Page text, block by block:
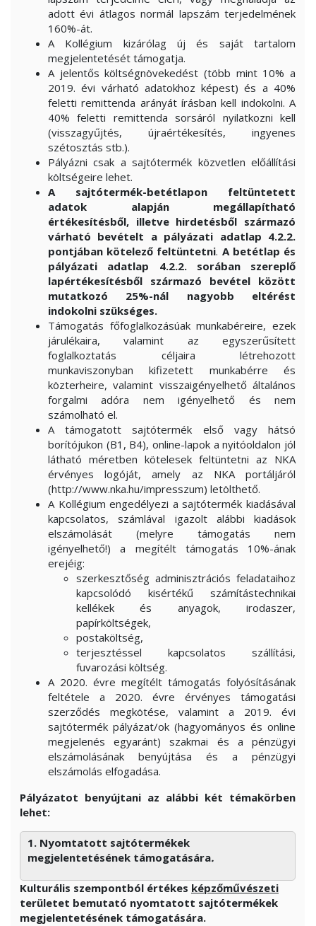
adott évi átlagos normál lapszám terjedelmének
160%-át.
A Kollégium kizárólag új és saját tartalom
megjelentetését támogatja.
A jelentős költségnövekedést (több mint 10% a
2019. évi várható adatokhoz képest) és a 40%
feletti remittenda arányát írásban kell indokolni. A
40% feletti remittenda sorsáról nyilatkozni kell
(visszagyűjtés, újraértékesítés, ingyenes
szétosztás stb.).
Pályázni csak a sajtótermék közvetlen előállítási
költségeire lehet.
A sajtótermék-betétlapon feltüntetett
adatok alapján megállapítható
értékesítésből, illetve hirdetésből származó
várható bevételt a pályázati adatlap 4.2.2.
pontjában kötelező feltüntetni. A betétlap és
pályázati adatlap 4.2.2. sorában szereplő
lapértékesítésből származó bevétel között
mutatkozó 25%-nál nagyobb eltérést
indokolni szükséges.
Támogatás főfoglalkozásúak munkabéreire, ezek
járulékaira, valamint az egyszerűsített
foglalkoztatás céljaira létrehozott
munkaviszonyban kifizetett munkabérre és
közterheire, valamint visszaigényelhető általános
forgalmi adóra nem igényelhető és nem
számolható el.
A támogatott sajtótermék első vagy hátsó
borítójukon (B1, B4), online-lapok a nyitóoldalon jól
látható méretben kötelesek feltüntetni az NKA
érvényes logóját, amely az NKA portáljáról
(http://www.nka.hu/impresszum) letölthető.
A Kollégium engedélyezi a sajtótermék kiadásával
kapcsolatos, számlával igazolt alábbi kiadások
elszámolását (melyre támogatás nem
igényelhető!) a megítélt támogatás 10%-ának
erejéig:
szerkesztőség adminisztrációs feladataihoz
kapcsolódó kisértékű számítástechnikai
kellékek és anyagok, irodaszer,
papírköltségek,
postaköltség,
terjesztéssel kapcsolatos szállítási,
fuvarozási költség.
A 2020. évre megítélt támogatás folyósításának
feltétele a 2020. évre érvényes támogatási
szerződés megkötése, valamint a 2019. évi
sajtótermék pályázat/ok (hagyományos és online
megjelenés egyaránt) szakmai és a pénzügyi
elszámolásának benyújtása és a pénzügyi
elszámolás elfogadása.
Pályázatot benyújtani az alábbi két témakörben
lehet:
1. Nyomtatott sajtótermékek
megjelentetésének támogatására.
Kulturális szempontból értékes képzőművészeti
területet bemutató nyomtatott sajtótermékek
megjelentetésének támogatására.